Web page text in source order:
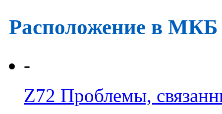
Расположение в
-
Z72 Проблемы,